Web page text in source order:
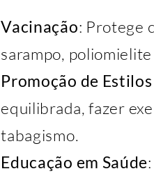
Vacinação: Protege
sarampo,
Promoção de
equilibrada, fazer
tabagismo.
Educação em Saúde